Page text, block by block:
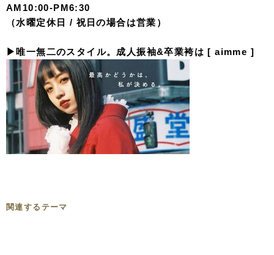
AM10:00-PM6:30
（水曜定休日 / 祝日の場合は営業）
▶︎唯一無二のスタイル。成人振袖&卒業袴は [ aimme ]
関連するテーマ